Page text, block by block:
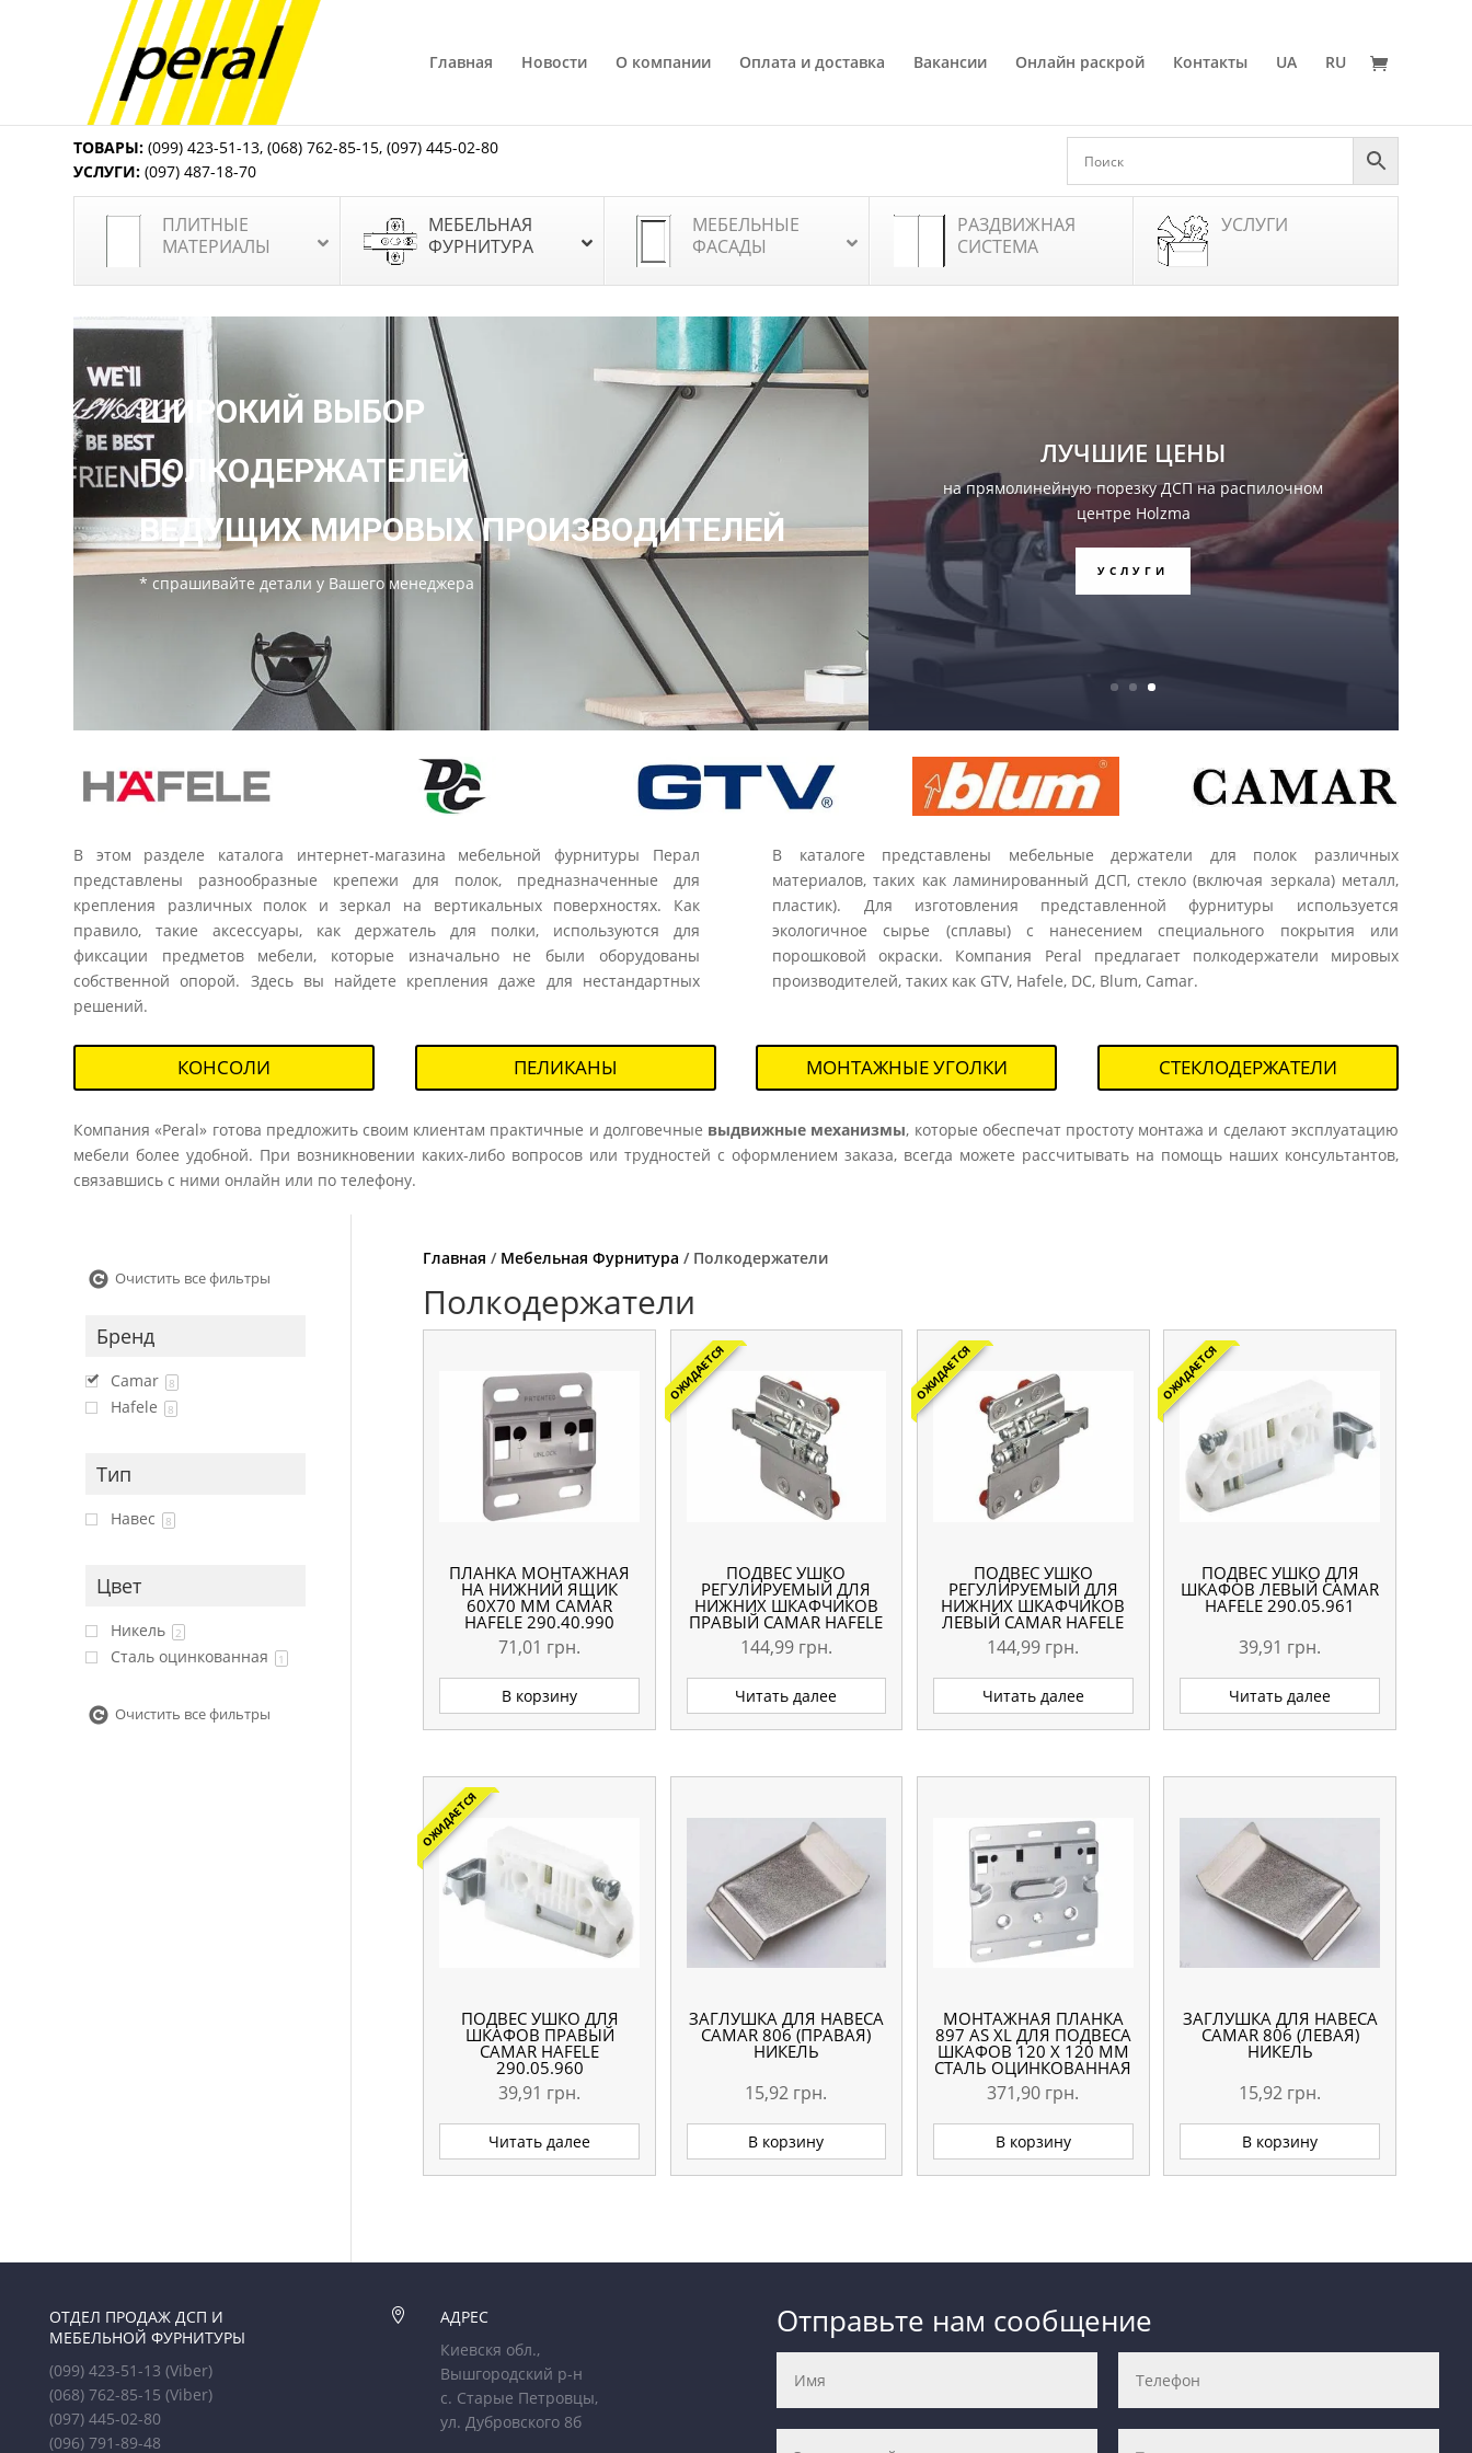
Главная Новости О компании Оплата и доставка Вакансии Онлайн раскрой Контакты UA RU
ТОВАРЫ: (099) 423-51-13,(068) 762-85-15,(097) 445-02-80
УСЛУГИ: (097) 487-18-70
ПЛИТНЫЕ
МАТЕРИАЛЫ
МЕБЕЛЬНАЯ
ФУРНИТУРА
МЕБЕЛЬНЫЕ
ФАСАДЫ
РАЗДВИЖНАЯ
СИСТЕМА
УСЛУГИ
ШИРОКИЙ ВЫБОР
ПОЛКОДЕРЖАТЕЛЕЙ
ВЕДУЩИХ МИРОВЫХ ПРОИЗВОДИТЕЛЕЙ
* спрашивайте детали у Вашего менеджера
ЛУЧШИЕ ЦЕНЫ
на прямолинейную порезку ДСП на распилочном
центре Holzma
УСЛУГИ
В этом разделе каталога интернет-магазина мебельной фурнитуры Перал
представлены разнообразные крепежи для полок, предназначенные для
крепления различных полок и зеркал на вертикальных поверхностях. Как
правило, такие аксессуары, как держатель для полки, используются для
фиксации предметов мебели, которые изначально не были оборудованы
собственной опорой. Здесь вы найдете крепления даже для нестандартных
решений.
В каталоге представлены мебельные держатели для полок различных
материалов, таких как ламинированный ДСП, стекло (включая зеркала) металл,
пластик). Для изготовления представленной фурнитуры используется
экологичное сырье (сплавы) с нанесением специального покрытия или
порошковой окраски. Компания Peral предлагает полкодержатели мировых
производителей, таких как GTV, Hafele, DC, Blum, Camar.
КОНСОЛИ ПЕЛИКАНЫ МОНТАЖНЫЕ УГОЛКИ СТЕКЛОДЕРЖАТЕЛИ
Компания «Peral» готова предложить своим клиентам практичные и долговечные выдвижные механизмы, которые обеспечат простоту монтажа и сделают эксплуатацию
мебели более удобной. При возникновении каких-либо вопросов или трудностей с оформлением заказа, всегда можете рассчитывать на помощь наших консультантов,
связавшись с ними онлайн или по телефону.
Главная / Мебельная Фурнитура / Полкодержатели
Полкодержатели
ПЛАНКА МОНТАЖНАЯ
НА НИЖНИЙ ЯЩИК
60Х70 ММ CAMAR
HAFELE 290.40.990
71,01 грн.
В корзину
ОЖИДАЕТСЯ
ПОДВЕС УШКО
РЕГУЛИРУЕМЫЙ ДЛЯ
НИЖНИХ ШКАФЧИКОВ
ПРАВЫЙ CAMAR HAFELE
290.40.901
144,99 грн.
Читать далее
ОЖИДАЕТСЯ
ПОДВЕС УШКО
РЕГУЛИРУЕМЫЙ ДЛЯ
НИЖНИХ ШКАФЧИКОВ
ЛЕВЫЙ CAMAR HAFELE
290.40.902
144,99 грн.
Читать далее
ОЖИДАЕТСЯ
ПОДВЕС УШКО ДЛЯ
ШКАФОВ ЛЕВЫЙ CAMAR
HAFELE 290.05.961
39,91 грн.
Читать далее
ОЖИДАЕТСЯ
ПОДВЕС УШКО ДЛЯ
ШКАФОВ ПРАВЫЙ
CAMAR HAFELE
290.05.960
39,91 грн.
Читать далее
ЗАГЛУШКА ДЛЯ НАВЕСА
CAMAR 806 (ПРАВАЯ)
НИКЕЛЬ
15,92 грн.
В корзину
МОНТАЖНАЯ ПЛАНКА
897 AS XL ДЛЯ ПОДВЕСА
ШКАФОВ 120 Х 120 ММ
СТАЛЬ ОЦИНКОВАННАЯ
371,90 грн.
В корзину
ЗАГЛУШКА ДЛЯ НАВЕСА
CAMAR 806 (ЛЕВАЯ)
НИКЕЛЬ
15,92 грн.
В корзину
Очистить все фильтры
Бренд
Camar 8
Hafele 8
Тип
Навес 8
Цвет
Никель 2
Сталь оцинкованная 1
Очистить все фильтры
ОТДЕЛ ПРОДАЖ ДСП И
МЕБЕЛЬНОЙ ФУРНИТУРЫ
(099) 423-51-13(Viber)
(068) 762-85-15(Viber)
(097) 445-02-80
(096) 791-89-48

АДРЕС
Киевскя обл.,
Вышгородский р-н
с. Старые Петровцы,
ул. Дубровского 8б
Отправьте нам сообщение